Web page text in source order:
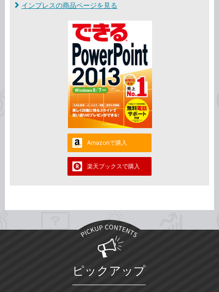
インプレスの商品ページを見る
Amazonで購入
楽天ブックスで購入
ピックアップ